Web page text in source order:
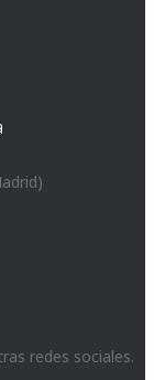
redes sociales.